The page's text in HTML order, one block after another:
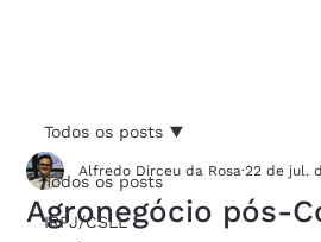
Todos os posts
IRPJ/CSLL
Todos os posts
Agronegócio pós-
Alfredo Dirceu da Rosa 22 de jul.